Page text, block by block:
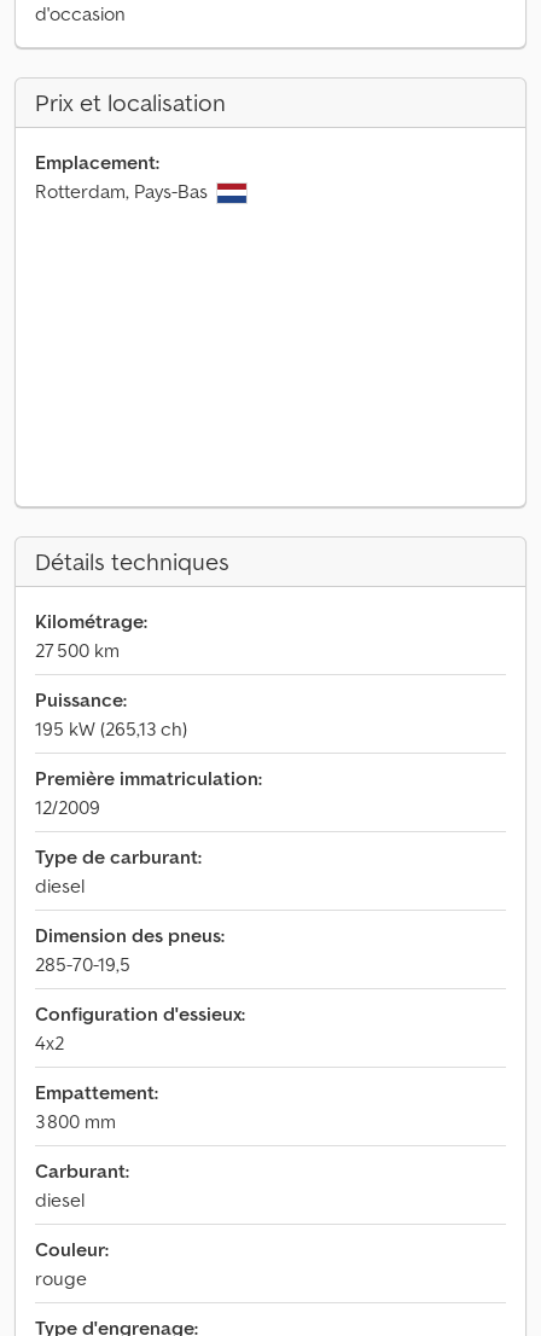
d'occasion
Prix et localisation
Emplacement:
Rotterdam, Pays-Bas
Détails techniques
Kilométrage:
27 500 km
Puissance:
195 kW (265,13 ch)
Première immatriculation:
12/2009
Type de carburant:
diesel
Dimension des pneus:
285-70-19,5
Configuration d'essieux:
4x2
Empattement:
3 800 mm
Carburant:
diesel
Couleur:
rouge
Type d'engrenage: